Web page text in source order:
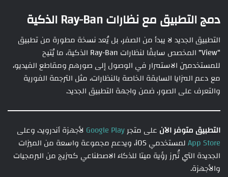
دمج التطبيق مع نظارات Ray-Ban الذكية
التطبيق الجديد لا يبدأ من الصفر، بل يُعد نسخة مطورة من تطبيق
“View” المخصص سابقًا لنظارات Ray-Ban الذكية، ما يُتيح
للمستخدمين الاستمرار في الوصول إلى صورهم ومقاطع الفيديو،
مع دعم المزايا السابقة الخاصة بالنظارات، مثل الترجمة الفورية
والتعرف على الصور، ضمن واجهة التطبيق الجديد.
التطبيق متوفر الآن على متجرGoogle Play لأجهزة أندرويد، وعلى
App Store
لمستخدمي iOS، ويدعم مجموعة واسعة من الميزات
الجديدة التي تُبرز رؤية ميتا للذكاء الاصطناعي كمزيج من البرمجيات
والأجهزة.